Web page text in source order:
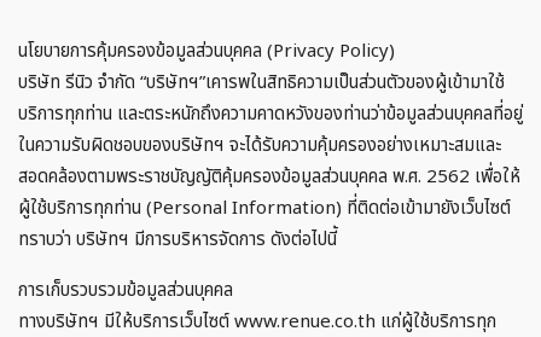
นโยบายการคุ้มครองข้อมูลส่วนบุคคล (Privacy Policy)
บริษัท รีนิว จำกัด “บริษัทฯ”เคารพในสิทธิความเป็นส่วนตัวของผู้เข้ามาใช้
บริการทุกท่าน และตระหนักถึงความคาดหวังของท่านว่าข้อมูลส่วนบุคคลที่อยู่
ในความรับผิดชอบของบริษัทฯ จะได้รับความคุ้มครองอย่างเหมาะสมและ
สอดคล้องตามพระราชบัญญัติคุ้มครองข้อมูลส่วนบุคคล พ.ศ. 2562 เพื่อให้
ผู้ใช้บริการทุกท่าน (Personal Information) ที่ติดต่อเข้ามายังเว็บไซต์
ทราบว่า บริษัทฯ มีการบริหารจัดการ ดังต่อไปนี้
การเก็บรวบรวมข้อมูลส่วนบุคคล
ทางบริษัทฯ มีให้บริการเว็บไซต์ www.renue.co.th แก่ผู้ใช้บริการทุก